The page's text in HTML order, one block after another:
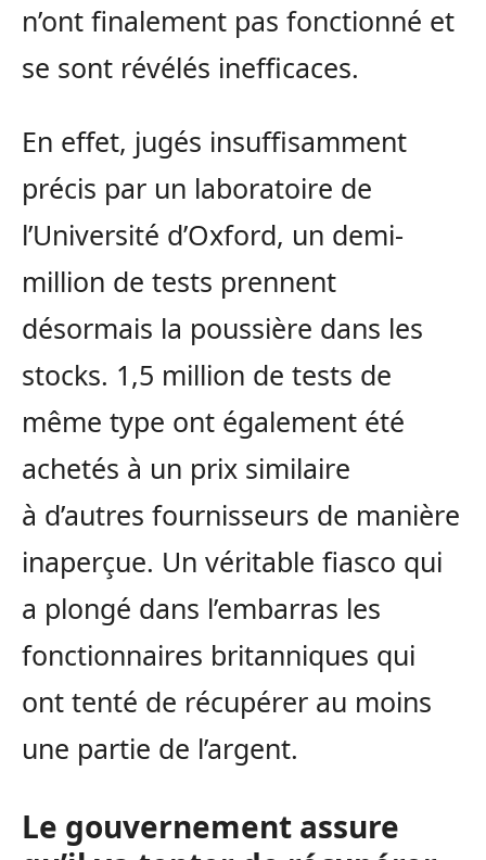
n’ont finalement pas fonctionné et
se sont révélés inefficaces.
En effet, jugés insuffisamment
précis par un laboratoire de
l’Université d’Oxford, un demi-
million de tests prennent
désormais la poussière dans les
stocks. 1,5 million de tests de
même type ont également été
achetés à un prix similaire
à d’autres fournisseurs de manière
inaperçue. Un véritable fiasco qui
a plongé dans l’embarras les
fonctionnaires britanniques qui
ont tenté de récupérer au moins
une partie de l’argent.
Le gouvernement assure